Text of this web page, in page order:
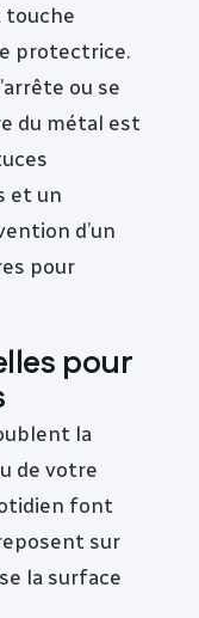
touche
protectrice.
ou se
du métal est
et un
d’un
pour
pour
la
de votre
font
sur
la surface